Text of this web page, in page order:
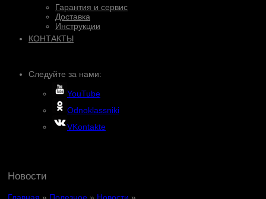
Гарантия и сервис
Доставка
Инструкции
КОНТАКТЫ
Следуйте за нами:
YouTube
Odnoklassniki
VKontakte
Новости
Главная » Полезное » Новости »